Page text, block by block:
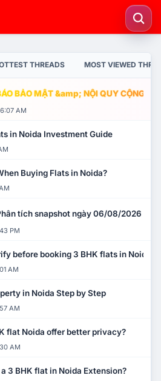
THREADS MOST VIEWED
BẢO MẬT &amp; NỘI QUY CỘNG
AM
in Noida Investment Guide
Buying Flats in Noida?
tích snapshot ngày 06/08/2026
PM
before booking 3 BHK flats in Noida?
AM
in Noida Step by Step
AM
flat Noida offer better privacy?
AM
3 BHK flat in Noida Extension?